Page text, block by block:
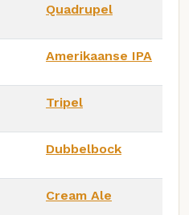
Quadrupel
Amerikaanse IPA
Tripel
Dubbelbock
Cream Ale